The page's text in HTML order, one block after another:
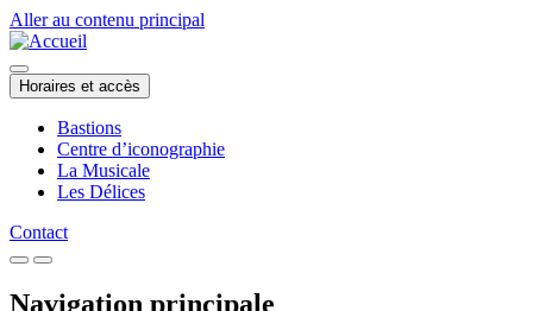
Aller au contenu principal
Horaires et accès
Bastions
Centre d’iconographie
La Musicale
Les Délices
Contact
Navigation principale